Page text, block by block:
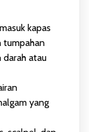
kapas
tumpahan
atau
yang